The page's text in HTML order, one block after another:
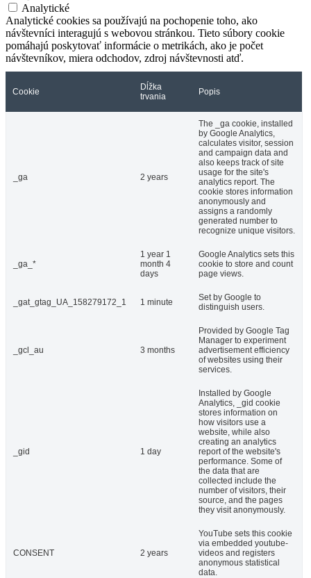
Analytické
Analytické cookies sa používajú na pochopenie toho, ako
návštevníci interagujú s webovou stránkou. Tieto súbory cookie
pomáhajú poskytovať informácie o metrikách, ako je počet
návštevníkov, miera odchodov, zdroj návštevnosti atď.
Cookie
Dĺžka
trvania
Popis
_ga 2 years
The _ga cookie, installed
by Google Analytics,
calculates visitor, session
and campaign data and
also keeps track of site
usage for the site's
analytics report. The
cookie stores information
anonymously and
assigns a randomly
generated number to
recognize unique visitors.
_ga_*
1 year 1
month 4
days
Google Analytics sets this
cookie to store and count
page views.
_gat_gtag_UA_158279172_1 1 minute
Set by Google to
distinguish users.
_gcl_au 3 months
Provided by Google Tag
Manager to experiment
advertisement efficiency
of websites using their
services.
_gid 1 day
Installed by Google
Analytics, _gid cookie
stores information on
how visitors use a
website, while also
creating an analytics
report of the website's
performance. Some of
the data that are
collected include the
number of visitors, their
source, and the pages
they visit anonymously.
CONSENT 2 years
YouTube sets this cookie
via embedded youtube-
videos and registers
anonymous statistical
data.